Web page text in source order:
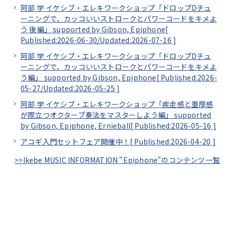
阿部 学 イケシブ・エレキワークショップ「ドロップDチュ
ーニングで、カッコいいストロークとパワーコードをキメよ
う 後編」 supported by Gibson, Epiphone[
Published:2026-06-30/Updated:2026-07-16 ]
阿部 学 イケシブ・エレキワークショップ「ドロップDチュ
ーニングで、カッコいいストロークとパワーコードをキメよ
う編」 supported by Gibson, Epiphone[ Published:2026-
05-27/Updated:2026-05-25 ]
阿部 学 イケシブ・エレキワークショップ「疾走感と重厚感
が際立つオクターブ奏法をマスターしよう編」 supported
by Gibson, Epiphone, Ernieball[ Published:2026-05-16 ]
アコギ入門セットフェア開催中！[ Published:2026-04-20 ]
>>Ikebe MUSIC INFORMATION "Epiphone"のコンテンツ一覧